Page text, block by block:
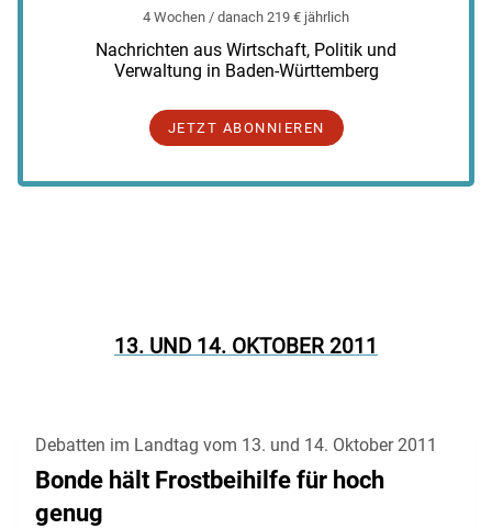
4 Wochen / danach 219 € jährlich
Nachrichten aus Wirtschaft, Politik und
Verwaltung in Baden-Württemberg
JETZT ABONNIEREN
13. UND 14. OKTOBER 2011
Debatten im Landtag vom 13. und 14. Oktober 2011
Bonde hält Frostbeihilfe für hoch
genug